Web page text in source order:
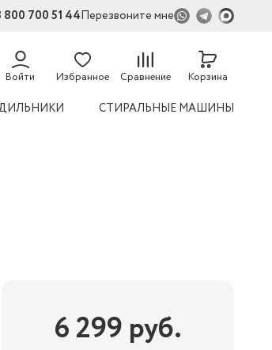
800 700 51 44Перезвоните мне
Войти Избранное Сравнение
54
Корзина
СТИРАЛЬНЫЕ МАШИНЫ
6 299 руб.